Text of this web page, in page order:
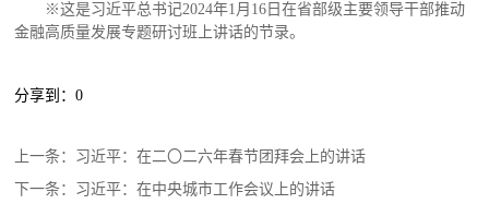
※这是习近平总书记2024年1月16日在省部级主要领导干部推动
金融高质量发展专题研讨班上讲话的节录。
分享到：0
上一条： 习近平：在二〇二六年春节团拜会上的讲话
下一条： 习近平：在中央城市工作会议上的讲话